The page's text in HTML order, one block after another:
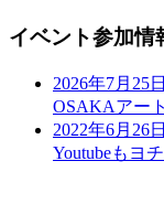
イベント参加情
2026年7月25
OSAKAアー
2022年6月26
Youtubeもヨ